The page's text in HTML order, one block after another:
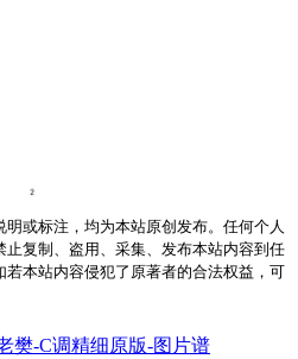
或标注，均为本站原创发布。任何个人
复制、盗用、采集、发布本站内容到任
本站内容侵犯了原著者的合法权益，可
樊-C调精细原版-图片谱